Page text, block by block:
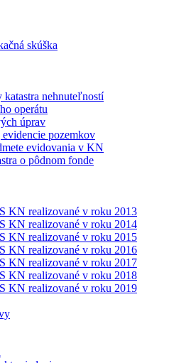
skúška
nehnuteľností
operátu
úprav
pozemkov
evidovania v KN
o pôdnom fonde
KN realizované v roku 2013
KN realizované v roku 2014
KN realizované v roku 2015
KN realizované v roku 2016
KN realizované v roku 2017
KN realizované v roku 2018
KN realizované v roku 2019